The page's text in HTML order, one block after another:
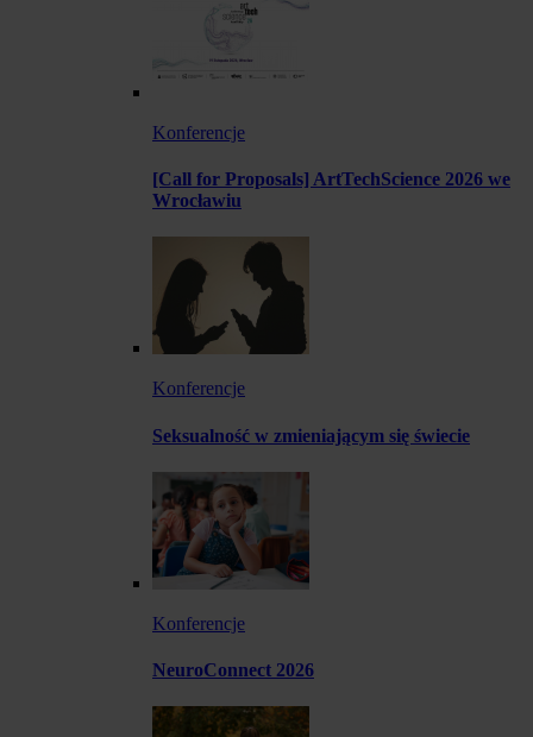
Konferencje
[Call for Proposals] ArtTechScience 2026 we
Wrocławiu
Konferencje
Seksualność w zmieniającym się świecie
Konferencje
NeuroConnect 2026